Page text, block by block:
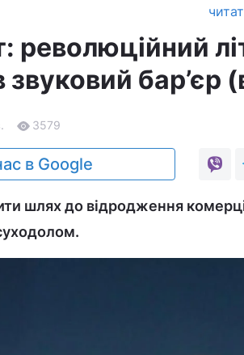
революційний
бар’єр
3579
в Google
шлях до відродження